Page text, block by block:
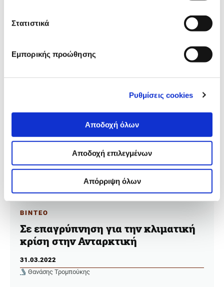
Στατιστικά
Εμπορικής προώθησης
Ρυθμίσεις cookies
Αποδοχή όλων
Αποδοχή επιλεγμένων
Απόρριψη όλων
κορυφής στον κόσμο για την κλιματική αλλαγή.
ΒΙΝΤΕΟ
Σε επαγρύπνηση για την κλιματική
κρίση στην Ανταρκτική
31.03.2022
Θανάσης Τρομπούκης